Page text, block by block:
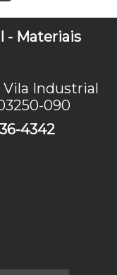
- Materiais
Vila Industrial
090
4342